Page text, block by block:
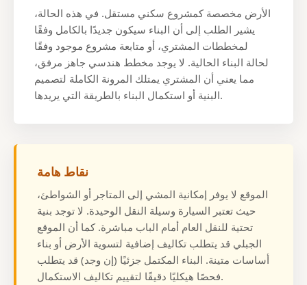
الأرض مخصصة كمشروع سكني مستقل. في هذه الحالة،
يشير الطلب إلى أن البناء سيكون جديدًا بالكامل وفقًا
لمخططات المشتري، أو متابعة مشروع موجود وفقًا
لحالة البناء الحالية. لا يوجد مخطط هندسي جاهز مرفق،
مما يعني أن المشتري يمتلك المرونة الكاملة لتصميم
البنية أو استكمال البناء بالطريقة التي يريدها.
نقاط هامة
الموقع لا يوفر إمكانية المشي إلى المتاجر أو الشواطئ،
حيث تعتبر السيارة وسيلة النقل الوحيدة. لا توجد بنية
تحتية للنقل العام أمام الباب مباشرة. كما أن الموقع
الجبلي قد يتطلب تكاليف إضافية لتسوية الأرض أو بناء
أساسات متينة. البناء المكتمل جزئيًا (إن وجد) قد يتطلب
فحصًا هيكليًا دقيقًا لتقييم تكاليف الاستكمال.